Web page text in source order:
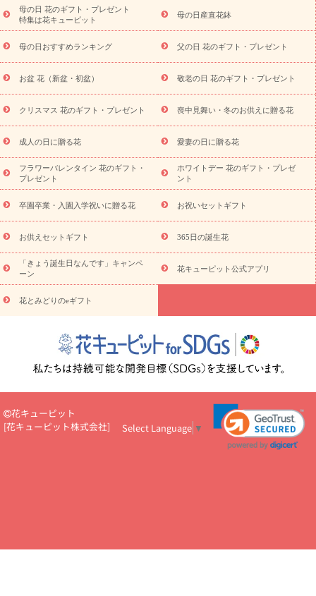
念日
結婚祝い 出産祝い 退院祝い・快気祝い
寿祝い
プチギフト ペットのお祝いフラワー
供え・お悔やみ商品一覧
お供え・お悔やみの花
四十九日法要以
降に贈る花
通夜・葬儀に贈る花
お供え お花とセットギフト
お供え プリザーブドフラワー
ペットのお供えフラワー
お盆（新
盆・初盆）
その他 お祝い返し お見舞い
お取り寄せギフト
ビジネス用
ご自宅用 観葉植物 ミディ胡蝶蘭
プリザーブ
ドフラワー
スタイルから探す アレンジメント 花束
スタ
ンド花
お祝い お供え・お悔やみ 胡蝶蘭 胡蝶蘭・花鉢
ディ胡蝶蘭・お祝い
ミディ胡蝶蘭・お供え
世界初の青色胡蝶蘭
観葉植物
観葉植物 産直多肉植物
プリザーブドフラワー
お祝い
お供え・お悔やみ 花とセットギフト
セミオーダー
プチギフト（hanamore -ハナモア-）
花とみどりのeギフト
キューピットのeGfit
カラー ピンク イエローオレンジ
レッ
ド
お花の種類 トルコキキョウ
お祝い お祝い・3000円～ お祝い・4000円～
お祝い・
5000円～
お祝い・7000円～ お祝い・ 10000円～
お供え・お
悔やみ
円～
お供え・お悔やみ・
読み物
いのマナー
定年退職祝いのマナー
お祝いを贈るときのマナー・
花キューピットのお祝いコラム一覧
誕生日のお花を「色
彩心理学」で選ぶ方法
結婚祝いの予算相場
出産祝いお役立ち情
ール
新築引っ越し祝いコラム お祝い花のマナー総まとめ
職
場上司や先輩へ贈るお祝い花の正解は？
開店祝いの花 選び方ガイ
あり)
花キューピット×専門家
CO2排出量削減 / SDGsを考える
母の日 花のギフト・プレゼント
特集は花キューピット
母の日産直花鉢
母の日おすすめランキング 父の日 花のギフト・プレゼント
お盆 花（新盆・初盆） 敬老の日 花のギフト・プレゼント
クリスマス 花のギフト・プレゼント 喪中見舞い・冬のお供えに贈る花
成人の日に贈る花 愛妻の日に贈る花
フラワーバレンタイン 花のギフト・
プレゼント
ホワイトデー 花のギフト・プレゼ
ント
卒園卒業・入園入学祝いに贈る花 お祝いセットギフト
お供えセットギフト 365日の誕生花
「きょう誕生日なんです」キャンペ
ーン
花キューピット公式アプリ
花とみどりのeギフト
花キューピット
[花キューピット株式会社] Select Language ▼